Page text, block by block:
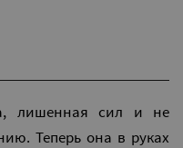
лишенная сил и не
Теперь она в руках